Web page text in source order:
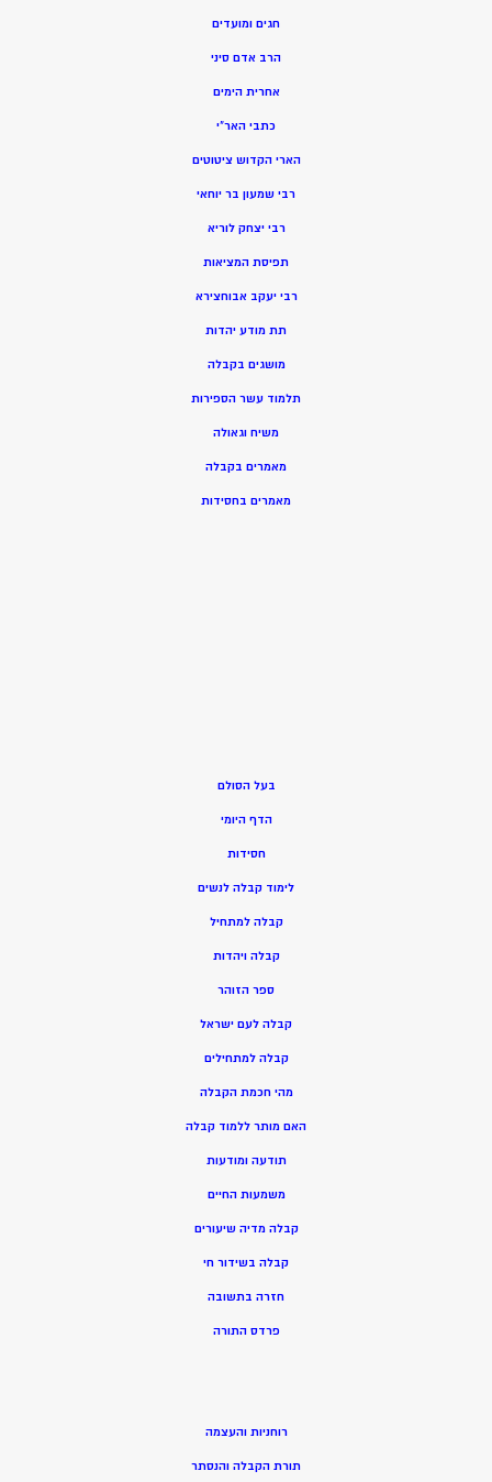
חגים ומועדים
הרב אדם סיני
אחרית הימים
כתבי האר”י
הארי הקדוש ציטוטים
רבי שמעון בר יוחאי
רבי יצחק לוריא
תפיסת המציאות
רבי יעקב אבוחצירא
תת מודע יהדות
מושגים בקבלה
תלמוד עשר הספירות
משיח וגאולה
מאמרים בקבלה
מאמרים בחסידות
בעל הסולם
הדף היומי
חסידות
לימוד קבלה לנשים
קבלה למתחיל
קבלה ויהדות
ספר הזוהר
קבלה לעם ישראל
קבלה למתחילים
מהי חכמת הקבלה
האם מותר ללמוד קבלה
תודעה ומודעות
משמעות החיים
קבלה מדיה שיעורים
קבלה בשידור חי
חזרה בתשובה
פרדס התורה
רוחניות והעצמה
תורת הקבלה והנסתר